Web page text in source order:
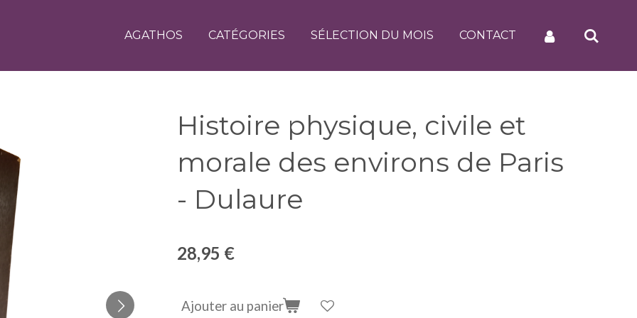
AGATHOS CATÉGORIES SÉLECTION DU MOIS CONTACT
Histoire physique, civile et
morale des environs de Paris
- Dulaure
28,95 €
Ajouter au panier